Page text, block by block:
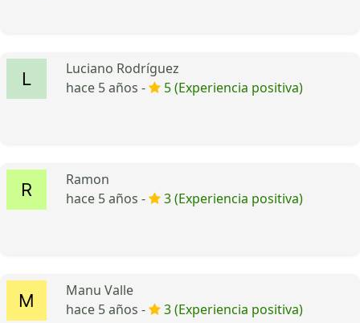
Luciano Rodríguez
hace 5 años -
5 (Experiencia positiva)
Ramon
hace 5 años -
3 (Experiencia positiva)
Manu Valle
hace 5 años -
3 (Experiencia positiva)